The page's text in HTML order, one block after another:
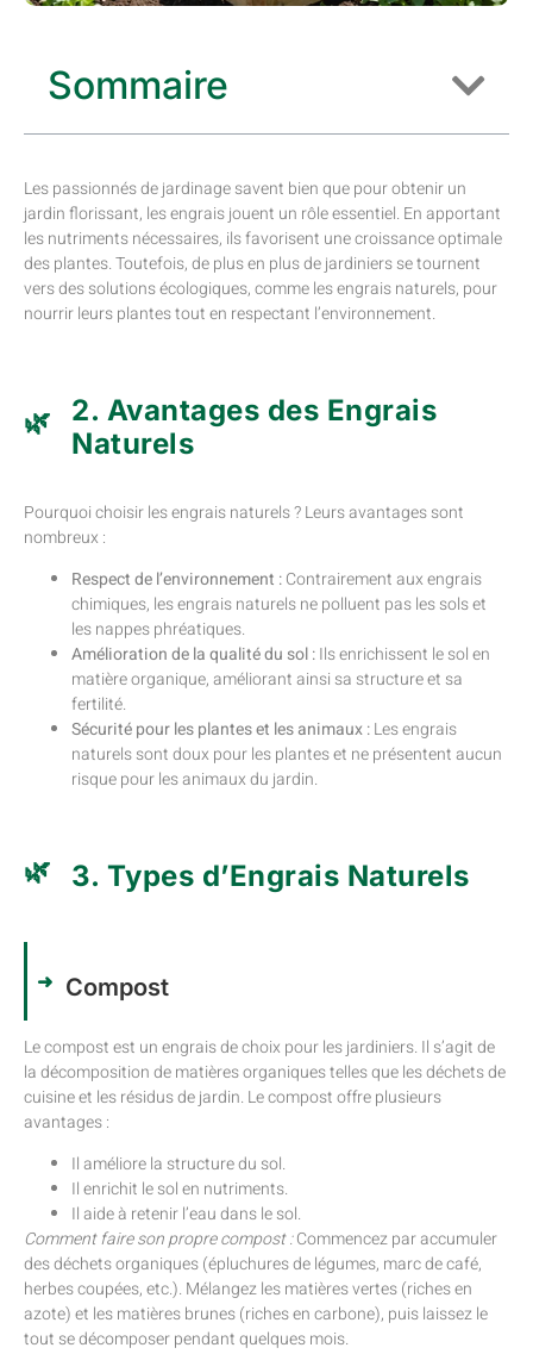
Sommaire
Les passionnés de jardinage savent bien que pour obtenir un
jardin florissant, les engrais jouent un rôle essentiel. En apportant
les nutriments nécessaires, ils favorisent une croissance optimale
des plantes. Toutefois, de plus en plus de jardiniers se tournent
vers des solutions écologiques, comme les engrais naturels, pour
nourrir leurs plantes tout en respectant l’environnement.
2. Avantages des Engrais
Naturels
Pourquoi choisir les engrais naturels ? Leurs avantages sont
nombreux :
Respect de l’environnement :Contrairement aux engrais
chimiques, les engrais naturels ne polluent pas les sols et
les nappes phréatiques.
Amélioration de la qualité du sol :Ils enrichissent le sol en
matière organique, améliorant ainsi sa structure et sa
fertilité.
Sécurité pour les plantes et les animaux :Les engrais
naturels sont doux pour les plantes et ne présentent aucun
risque pour les animaux du jardin.
3. Types d’Engrais Naturels
Compost
Le compost est un engrais de choix pour les jardiniers. Il s’agit de
la décomposition de matières organiques telles que les déchets de
cuisine et les résidus de jardin. Le compost offre plusieurs
avantages :
Il améliore la structure du sol.
Il enrichit le sol en nutriments.
Il aide à retenir l’eau dans le sol.
Comment faire son propre compost :Commencez par accumuler
des déchets organiques (épluchures de légumes, marc de café,
herbes coupées, etc.). Mélangez les matières vertes (riches en
azote) et les matières brunes (riches en carbone), puis laissez le
tout se décomposer pendant quelques mois.